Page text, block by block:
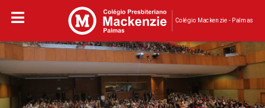
Colégio Mackenzie - Palmas